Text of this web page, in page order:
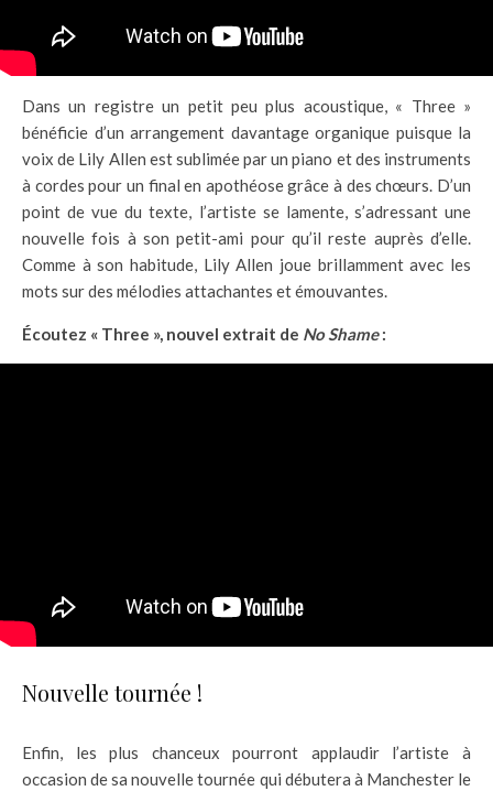
Dans un registre un petit peu plus acoustique, « Three »
bénéficie d’un arrangement davantage organique puisque la
voix de Lily Allen est sublimée par un piano et des instruments
à cordes pour un final en apothéose grâce à des chœurs. D’un
point de vue du texte, l’artiste se lamente, s’adressant une
nouvelle fois à son petit-ami pour qu’il reste auprès d’elle.
Comme à son habitude, Lily Allen joue brillamment avec les
mots sur des mélodies attachantes et émouvantes.
Écoutez « Three », nouvel extrait de No Shame:
Nouvelle tournée !
Enfin, les plus chanceux pourront applaudir l’artiste à
occasion de sa nouvelle tournée qui débutera à Manchester le